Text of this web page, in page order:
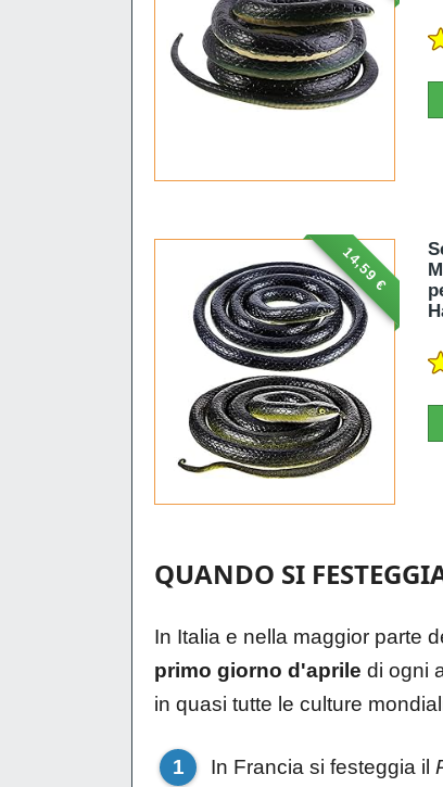
14,59 €
QUANDO SI
In Italia e nella maggior parte
primo giorno d'aprile di ogni
in quasi tutte le culture
In Francia si festeggia il